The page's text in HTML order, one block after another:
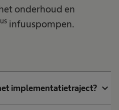
onderhoud en
infuuspompen.
implementatietraject? expand_more